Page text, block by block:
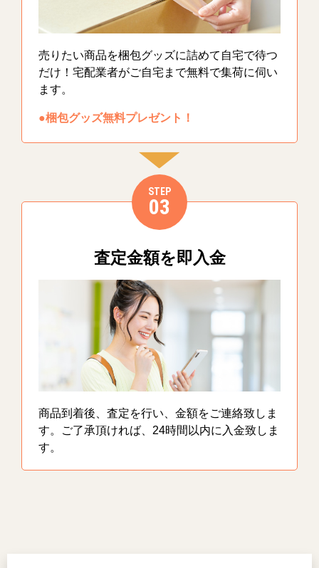
売りたい商品を梱包グッズに詰めて自宅で待つ
だけ！宅配業者がご自宅まで無料で集荷に伺い
ます。
●梱包グッズ無料プレゼント！
STEP
03
査定金額を即入金
商品到着後、査定を行い、金額をご連絡致しま
す。ご了承頂ければ、24時間以内に入金致しま
す。